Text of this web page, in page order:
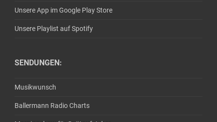
Unsere App im Google Play Store
Unsere Playlist auf Spotify
SENDUNGEN:
Musikwunsch
Ballermann Radio Charts